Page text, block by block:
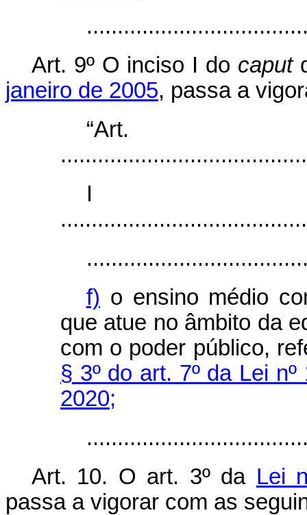
Art. 9º O inciso I do caput
janeiro de 2005, passa a
I
f) o ensino médio
que atue no âmbito da
com o poder público,
§ 3º do art. 7º da Lei
2020;
Art. 10. O art. 3º da Lei
passa a vigorar com as